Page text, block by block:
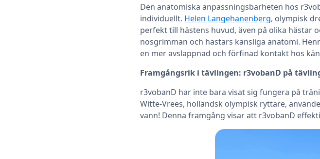
Den anatomiska anpassningsbarheten hos
individuellt. Helen Langehanenberg, olympisk
perfekt till hästens huvud, även på olika hästar
nosgrimman och hästars känsliga anatomi.
en mer avslappnad och förfinad kontakt hos
Framgångsrik i tävlingen: r3vobanD på
r3vobanD har inte bara visat sig fungera på
Witte-Vrees, holländsk olympisk ryttare,
vann! Denna framgång visar att r3vobanD